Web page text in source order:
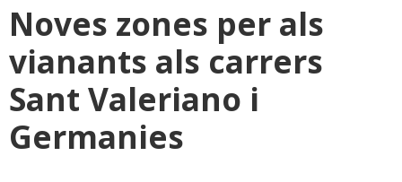
Noves zones per als
vianants als carrers
Sant Valeriano i
Germanies